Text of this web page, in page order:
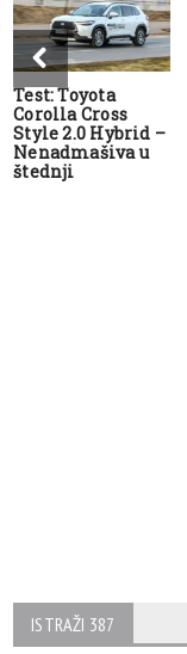
Test: Toyota
Corolla Cross
Style 2.0 Hybrid –
Nenadmašiva u
štednji
ISTRAŽI 387